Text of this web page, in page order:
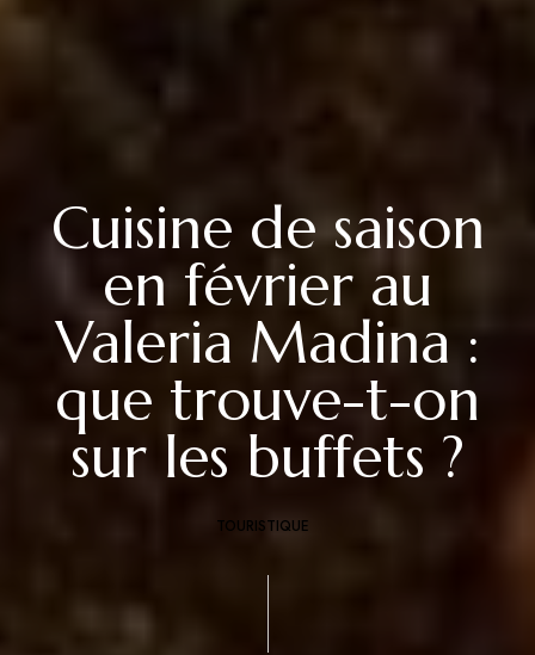
Cuisine de saison
en février au
Valeria Madina :
que trouve-t-on
sur les buffets ?
TOURISTIQUE